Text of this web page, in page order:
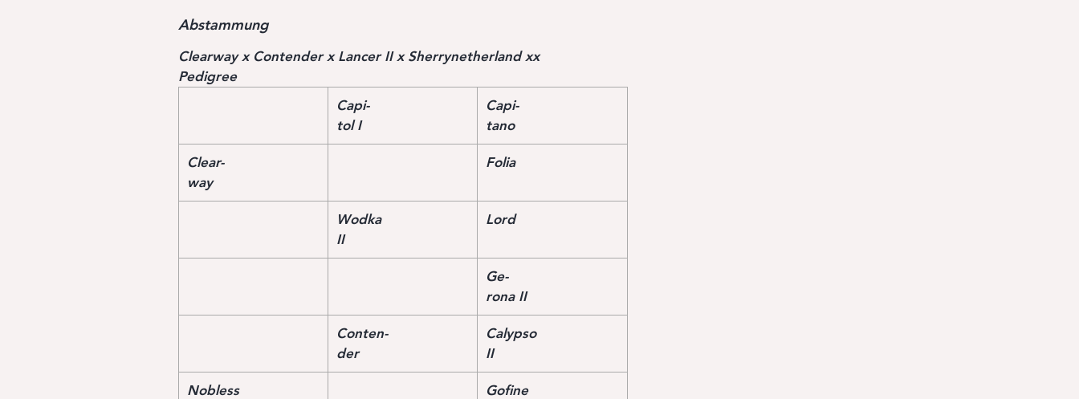
Abstammung
Clearway x Contender x Lancer II x Sherrynetherland xx
Pedigree
Capi-
tol I
Capi-
tano
Clear-
way
Folia
Wodka
II
Lord
Ge-
rona II
Conten-
der
Calypso
II
Nobless
Gofine